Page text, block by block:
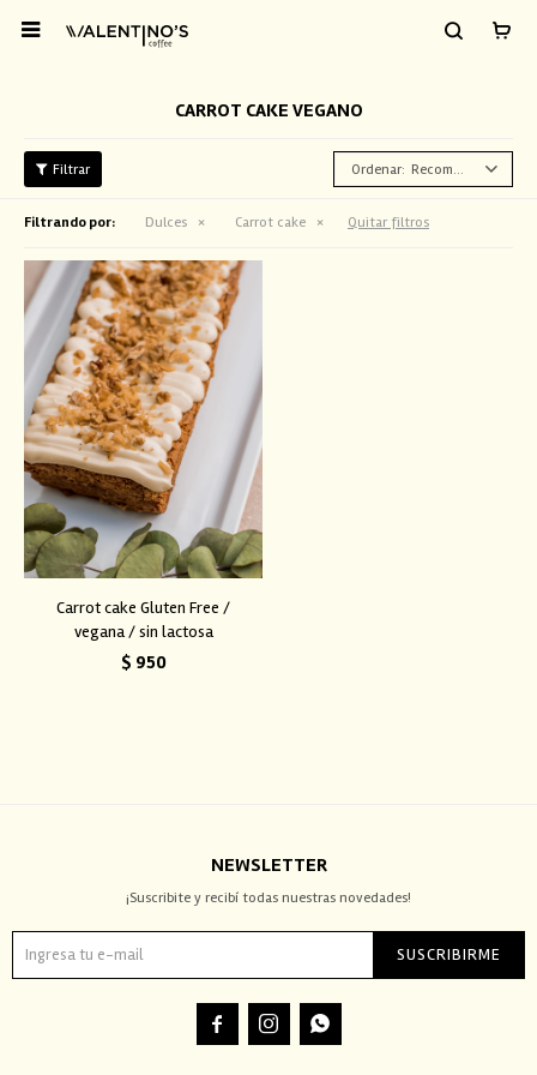

CARROT CAKE VEGANO
Recomendados
Filtrando por: Dulces Carrot cake Quitar filtros
Carrot cake Gluten Free /
vegana / sin lactosa
$ 950
NEWSLETTER
¡Suscribite y recibí todas nuestras novedades!
SUSCRIBIRME
  